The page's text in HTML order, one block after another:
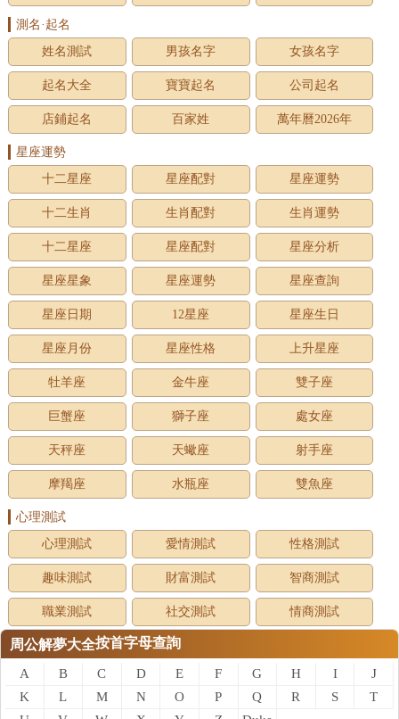
測名·起名
姓名測試
男孩名字 女孩名字
起名大全 寶寶起名 公司起名
店鋪起名 百家姓 萬年曆2026年
星座運勢
十二星座
星座配對 星座運勢
十二生肖 生肖配對 生肖運勢
十二星座 星座配對 星座分析
星座星象 星座運勢 星座查詢
星座日期 12星座 星座生日
星座月份 星座性格 上升星座
牡羊座 金牛座 雙子座
巨蟹座 獅子座 處女座
天秤座 天蠍座 射手座
摩羯座 水瓶座 雙魚座
心理測試
心理測試
愛情測試 性格測試
趣味測試 財富測試 智商測試
職業測試 社交測試 情商測試
周公解夢大全按首字母查詢
A B C D E F G H I
J
K
L M N O P Q R S
T